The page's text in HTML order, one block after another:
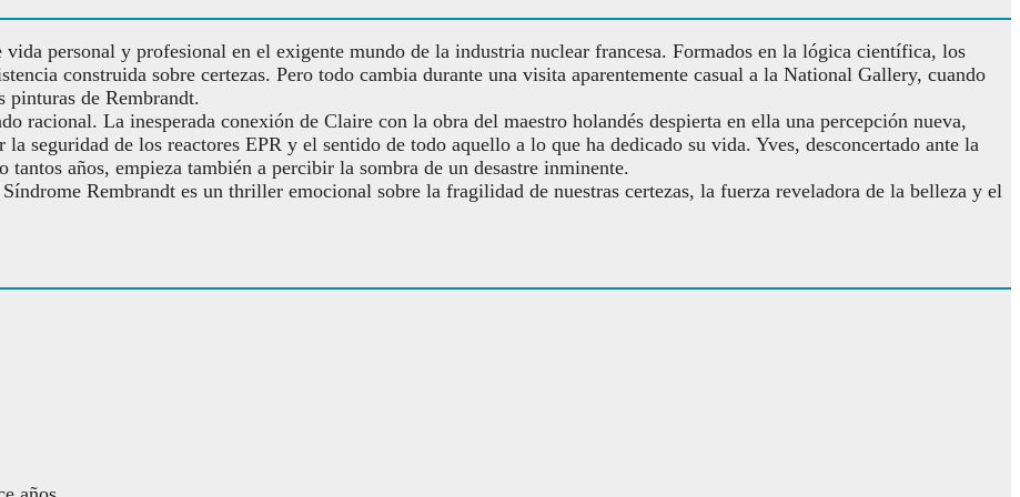
personal y profesional en el exigente mundo de la industria nuclear francesa. Formados en la lógica científica, los
construida sobre certezas. Pero todo cambia durante una visita aparentemente casual a la National Gallery, cuando
pinturas de Rembrandt.
racional. La inesperada conexión de Claire con la obra del maestro holandés despierta en ella una percepción nueva,
seguridad de los reactores EPR y el sentido de todo aquello a lo que ha dedicado su vida. Yves, desconcertado ante la
años, empieza también a percibir la sombra de un desastre inminente.
Rembrandt es un thriller emocional sobre la fragilidad de nuestras certezas, la fuerza reveladora de la belleza y el